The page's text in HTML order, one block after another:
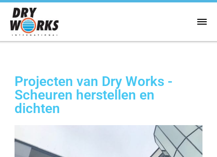
Projecten van Dry Works -
Scheuren herstellen en
dichten